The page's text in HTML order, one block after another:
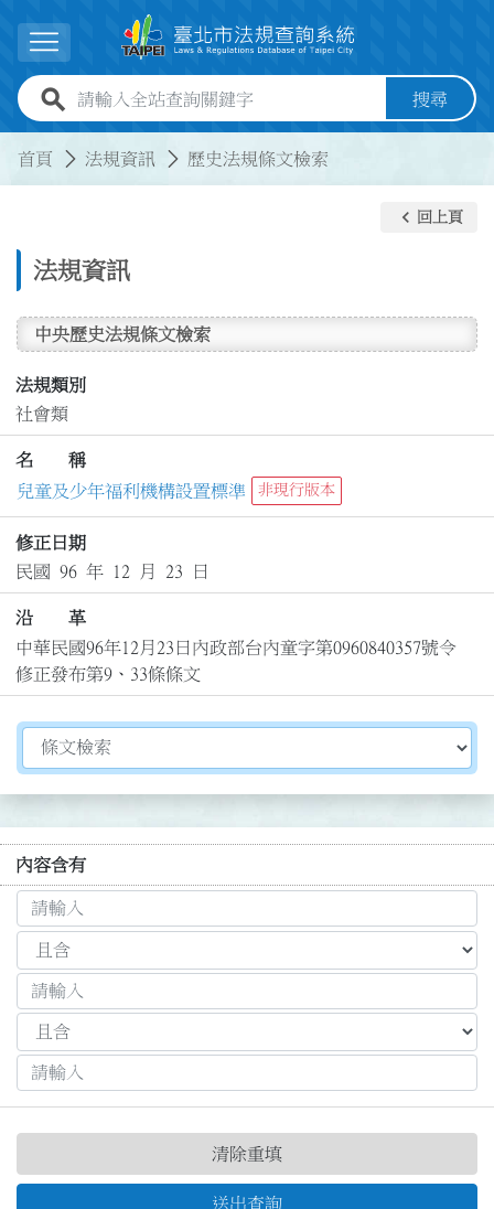
展開選單
全站查詢關鍵字欄位 搜尋
首頁 法規資訊 歷史法規條文檢索
法規資訊
keyboard_arrow_left 回上頁
中央歷史法規條文檢索
法規類別
社會類
名 稱
兒童及少年福利機構設置標準
非現行版本
修正日期
民國 96 年 12 月 23 日
沿 革
中華民國96年12月23日內政部台內童字第0960840357號令
修正發布第9、33條條文
切換選擇法規資訊內容
內容含有
送出查詢
清除重填